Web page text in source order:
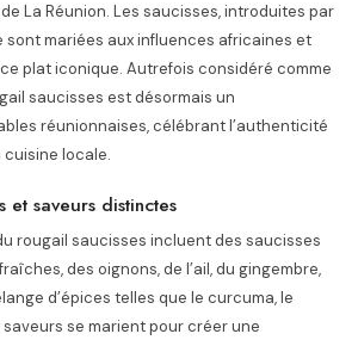
La Réunion. Les saucisses, introduites par
sont mariées aux influences africaines et
plat iconique. Autrefois considéré comme
saucisses est désormais un
réunionnaises, célébrant l’authenticité
locale.
et saveurs distinctes
rougail saucisses incluent des saucisses
des oignons, de l’ail, du gingembre,
d’épices telles que le curcuma, le
se marient pour créer une